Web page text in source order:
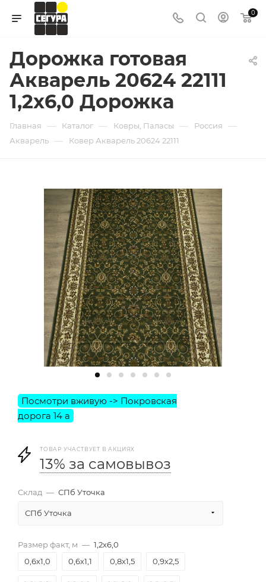
0
Дорожка готовая
Акварель 20624 22111
1,2х6,0 Дорожка
Главная — Каталог — Ковры, Паласы — Россия —
Акварель — Ковер Акварель 20624 22111
ТОВАР УЧАСТВУЕТ В АКЦИЯХ
13% за самовывоз
Склад — СПб Уточка
СПб Уточка
Размер факт, м — 1,2х6,0
0,6х1,0
0,6х1,1 0,8х1,5 0,9х2,5